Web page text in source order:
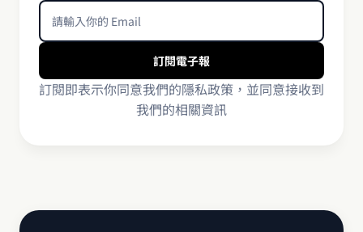
訂閱即表示你同意我們的隱私政策，並同意接收到
我們的相關資訊